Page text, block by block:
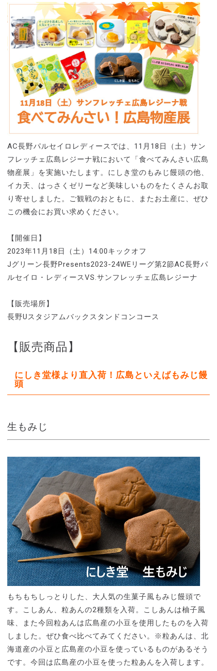
AC長野パルセイロレディースでは、11月18日（土）サン
フレッチェ広島レジーナ戦において「食べてみんさい広島
物産展」を実施いたします。にしき堂のもみじ饅頭の他、
イカ天、はっさくゼリーなど美味しいものをたくさんお取
り寄せしました。ご観戦のおともに、またお土産に、ぜひ
この機会にお買い求めください。
【開催日】
2023年11月18日（土）14:00キックオフ
Jグリーン長野Presents2023-24WEリーグ第2節AC長野パ
ルセイロ・レディースVS.サンフレッチェ広島レジーナ
【販売場所】
長野Uスタジアムバックスタンドコンコース
【販売商品】
にしき堂様より直入荷！広島といえばもみじ饅
頭
生もみじ
もちもちしっとりした、大人気の生菓子風もみじ饅頭で
す。こしあん、粒あんの2種類を入荷。こしあんは柚子風
味、また今回粒あんは広島産の小豆を使用したものを入荷
しました。ぜひ食べ比べてみてください。※粒あんは、北
海道産の小豆と広島産の小豆を使っているものがあるそう
です。今回は広島産の小豆を使った粒あんを入荷します。